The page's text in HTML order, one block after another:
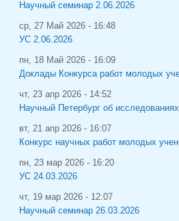
Научный семинар 2.06.2026
ср, 27 Май 2026 - 16:48
УС 2.06.2026
пн, 18 Май 2026 - 16:09
Доклады Конкурса работ молодых
чт, 23 апр 2026 - 14:52
Научный Петербург об
вт, 21 апр 2026 - 16:07
Конкурс научных работ молодых
пн, 23 мар 2026 - 16:20
УС 24.03.2026
чт, 19 мар 2026 - 12:07
Научный семинар 26.03.2026